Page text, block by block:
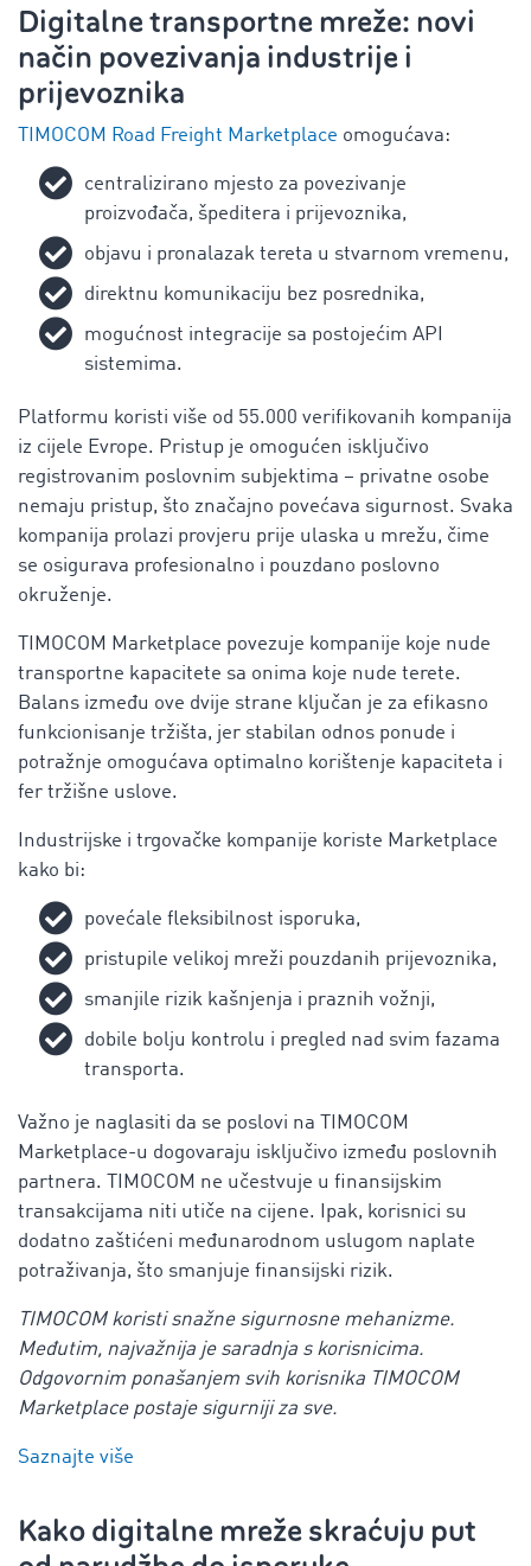
Digitalne transportne mreže: novi
način povezivanja industrije i
prijevoznika
TIMOCOM Road Freight Marketplace omogućava:
centralizirano mjesto za povezivanje
proizvođača, špeditera i prijevoznika,
objavu i pronalazak tereta u stvarnom vremenu,
direktnu komunikaciju bez posrednika,
mogućnost integracije sa postojećim API
sistemima.
Platformu koristi više od 55.000 verifikovanih kompanija
iz cijele Evrope. Pristup je omogućen isključivo
registrovanim poslovnim subjektima – privatne osobe
nemaju pristup, što značajno povećava sigurnost. Svaka
kompanija prolazi provjeru prije ulaska u mrežu, čime
se osigurava profesionalno i pouzdano poslovno
okruženje.
TIMOCOM Marketplace povezuje kompanije koje nude
transportne kapacitete sa onima koje nude terete.
Balans između ove dvije strane ključan je za efikasno
funkcionisanje tržišta, jer stabilan odnos ponude i
potražnje omogućava optimalno korištenje kapaciteta i
fer tržišne uslove.
Industrijske i trgovačke kompanije koriste Marketplace
kako bi:
povećale fleksibilnost isporuka,
pristupile velikoj mreži pouzdanih prijevoznika,
smanjile rizik kašnjenja i praznih vožnji,
dobile bolju kontrolu i pregled nad svim fazama
transporta.
Važno je naglasiti da se poslovi na TIMOCOM
Marketplace-u dogovaraju isključivo između poslovnih
partnera. TIMOCOM ne učestvuje u finansijskim
transakcijama niti utiče na cijene. Ipak, korisnici su
dodatno zaštićeni međunarodnom uslugom naplate
potraživanja, što smanjuje finansijski rizik.
TIMOCOM koristi snažne sigurnosne mehanizme.
Međutim, najvažnija je saradnja s korisnicima.
Odgovornim ponašanjem svih korisnika TIMOCOM
Marketplace postaje sigurniji za sve.
Saznajte više
Kako digitalne mreže skraćuju put